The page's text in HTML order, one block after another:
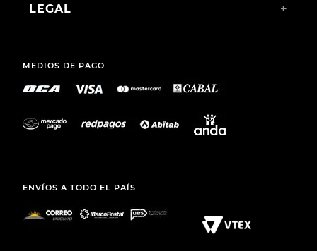
LEGAL +
MEDIOS DE PAGO
ENVÍOS A TODO EL PAÍS